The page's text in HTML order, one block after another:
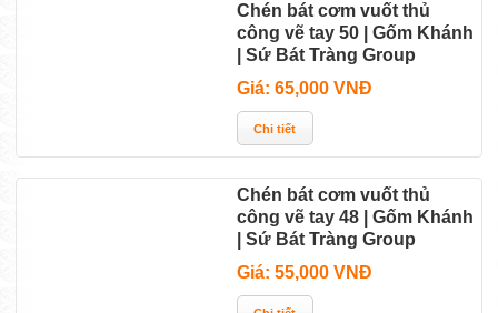
Chén bát cơm vuốt thủ
công vẽ tay 50 | Gốm Khánh
| Sứ Bát Tràng Group
Giá: 65,000 VNĐ
Chén bát cơm vuốt thủ
công vẽ tay 48 | Gốm Khánh
| Sứ Bát Tràng Group
Giá: 55,000 VNĐ